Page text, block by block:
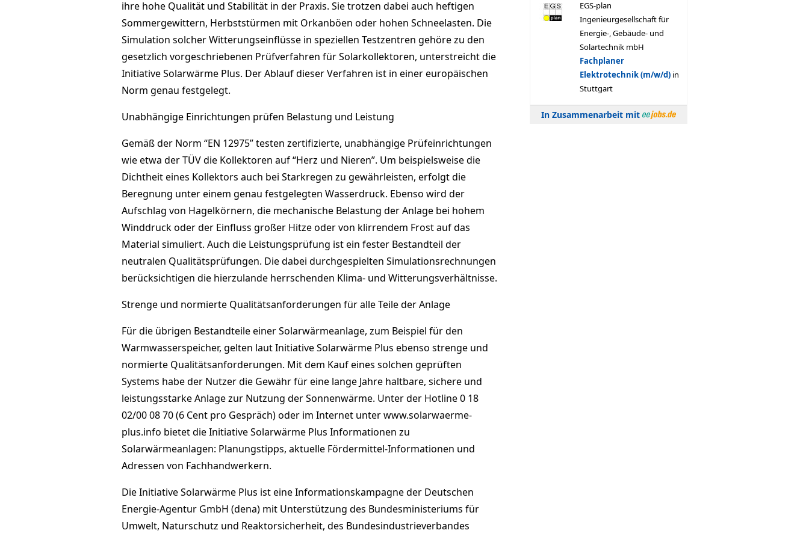
ihre hohe Qualität und Stabilität in der Praxis. Sie trotzen dabei auch heftigen
Sommergewittern, Herbststürmen mit Orkanböen oder hohen Schneelasten. Die
Simulation solcher Witterungseinflüsse in speziellen Testzentren gehöre zu den
gesetzlich vorgeschriebenen Prüfverfahren für Solarkollektoren, unterstreicht die
Initiative Solarwärme Plus. Der Ablauf dieser Verfahren ist in einer europäischen
Norm genau festgelegt.
Unabhängige Einrichtungen prüfen Belastung und Leistung
Gemäß der Norm “EN 12975” testen zertifizierte, unabhängige Prüfeinrichtungen
wie etwa der TÜV die Kollektoren auf “Herz und Nieren”. Um beispielsweise die
Dichtheit eines Kollektors auch bei Starkregen zu gewährleisten, erfolgt die
Beregnung unter einem genau festgelegten Wasserdruck. Ebenso wird der
Aufschlag von Hagelkörnern, die mechanische Belastung der Anlage bei hohem
Winddruck oder der Einfluss großer Hitze oder von klirrendem Frost auf das
Material simuliert. Auch die Leistungsprüfung ist ein fester Bestandteil der
neutralen Qualitätsprüfungen. Die dabei durchgespielten Simulationsrechnungen
berücksichtigen die hierzulande herrschenden Klima- und Witterungsverhältnisse.
Strenge und normierte Qualitätsanforderungen für alle Teile der Anlage
Für die übrigen Bestandteile einer Solarwärmeanlage, zum Beispiel für den
Warmwasserspeicher, gelten laut Initiative Solarwärme Plus ebenso strenge und
normierte Qualitätsanforderungen. Mit dem Kauf eines solchen geprüften
Systems habe der Nutzer die Gewähr für eine lange Jahre haltbare, sichere und
leistungsstarke Anlage zur Nutzung der Sonnenwärme. Unter der Hotline 0 18
02/00 08 70 (6 Cent pro Gespräch) oder im Internet unter www.solarwaerme-
plus.info bietet die Initiative Solarwärme Plus Informationen zu
Solarwärmeanlagen: Planungstipps, aktuelle Fördermittel-Informationen und
Adressen von Fachhandwerkern.
Die Initiative Solarwärme Plus ist eine Informationskampagne der Deutschen
Energie-Agentur GmbH (dena) mit Unterstützung des Bundesministeriums für
Umwelt, Naturschutz und Reaktorsicherheit, des Bundesindustrieverbandes
In Zusammenarbeit mit